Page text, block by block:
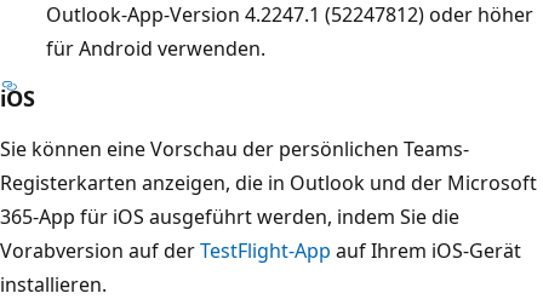
Outlook-App-Version 4.2247.1 (52247812) oder höher
für Android verwenden.
iOS
Sie können eine Vorschau der persönlichen Teams-
Registerkarten anzeigen, die in Outlook und der Microsoft
365-App für iOS ausgeführt werden, indem Sie die
Vorabversion auf derTestFlight-App auf Ihrem iOS-Gerät
installieren.